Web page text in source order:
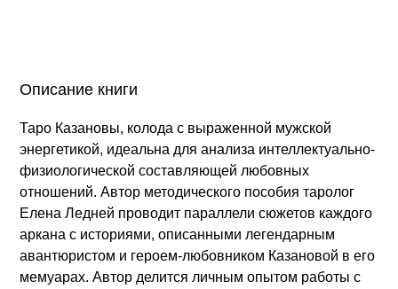
Описание книги
Таро Казановы, колода с выраженной мужской
энергетикой, идеальна для анализа интеллектуально-
физиологической составляющей любовных
отношений. Автор методического пособия таролог
Елена Ледней проводит параллели сюжетов каждого
аркана с историями, описанными легендарным
авантюристом и героем-любовником Казановой в его
мемуарах. Автор делится личным опытом работы с